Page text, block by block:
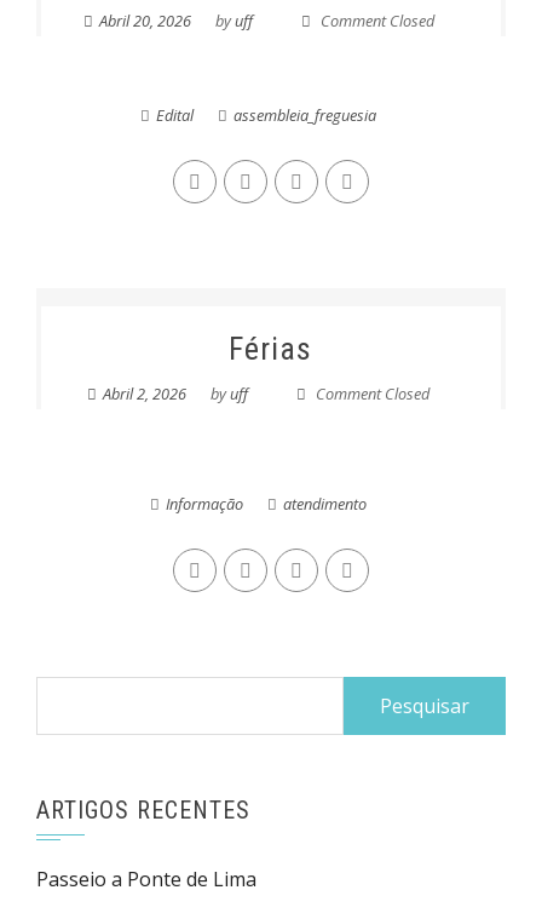
Abril 20, 2026 byuff Comment Closed
Edital assembleia_freguesia
Férias
Abril 2, 2026 byuff Comment Closed
Informação atendimento
ARTIGOS RECENTES
Passeio a Ponte de Lima